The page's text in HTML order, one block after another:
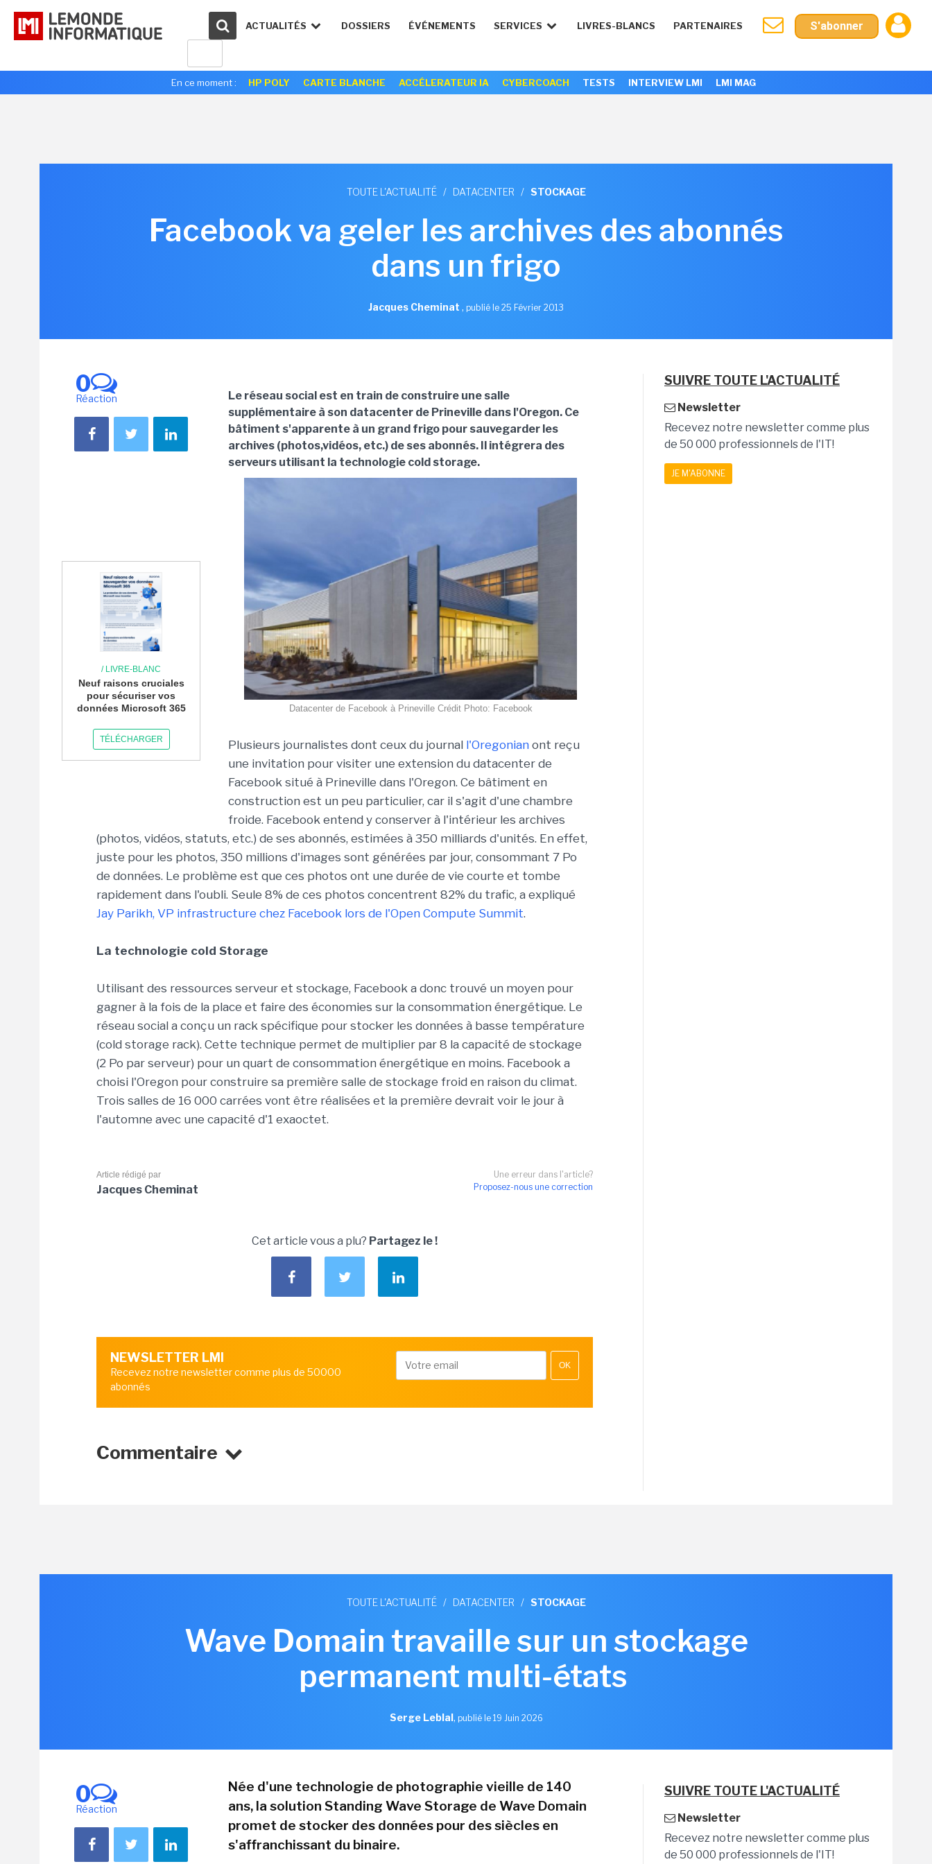
ACTUALITÉS DOSSIERS ÉVÉNEMENTS SERVICES LIVRES-BLANCS PARTENAIRES S'abonner
En ce moment : HP POLY CARTE BLANCHE ACCÉLERATEUR IA CYBERCOACH TESTS INTERVIEW LMI LMI MAG
TOUTE L'ACTUALITÉ / DATACENTER / STOCKAGE
Facebook va geler les archives des abonnés
dans un frigo
Jacques Cheminat , publié le 25 Février 2013
0
Réaction
/ LIVRE-BLANC
Neuf raisons cruciales
pour sécuriser vos
données Microsoft 365
TÉLÉCHARGER
Le réseau social est en train de construire une salle
supplémentaire à son datacenter de Prineville dans l'Oregon. Ce
bâtiment s'apparente à un grand frigo pour sauvegarder les
archives (photos,vidéos, etc.) de ses abonnés. Il intégrera des
serveurs utilisant la technologie cold storage.
Datacenter de Facebook à Prineville Crédit Photo: Facebook
Plusieurs journalistes dont ceux du journal l'Oregonian ont reçu
une invitation pour visiter une extension du datacenter de
Facebook situé à Prineville dans l'Oregon. Ce bâtiment en
construction est un peu particulier, car il s'agit d'une chambre
froide. Facebook entend y conserver à l'intérieur les archives
(photos, vidéos, statuts, etc.) de ses abonnés, estimées à 350 milliards d'unités. En effet,
juste pour les photos, 350 millions d'images sont générées par jour, consommant 7 Po
de données. Le problème est que ces photos ont une durée de vie courte et tombe
rapidement dans l'oubli. Seule 8% de ces photos concentrent 82% du trafic, a expliqué
Jay Parikh, VP infrastructure chez Facebook lors de l'Open Compute Summit.
La technologie cold Storage
Utilisant des ressources serveur et stockage, Facebook a donc trouvé un moyen pour
gagner à la fois de la place et faire des économies sur la consommation énergétique. Le
réseau social a conçu un rack spécifique pour stocker les données à basse température
(cold storage rack). Cette technique permet de multiplier par 8 la capacité de stockage
(2 Po par serveur) pour un quart de consommation énergétique en moins. Facebook a
choisi l'Oregon pour construire sa première salle de stockage froid en raison du climat.
Trois salles de 16 000 carrées vont être réalisées et la première devrait voir le jour à
l'automne avec une capacité d'1 exaoctet.
Une erreur dans l'article?
Proposez-nous une correction
Article rédigé par
Jacques Cheminat
Cet article vous a plu? Partagez le !
NEWSLETTER LMI
Recevez notre newsletter comme plus de 50000
abonnés
OK
Commentaire
SUIVRE TOUTE L'ACTUALITÉ
Newsletter
Recevez notre newsletter comme plus
de 50 000 professionnels de l'IT!
JE M'ABONNE
TOUTE L'ACTUALITÉ / DATACENTER / STOCKAGE
Wave Domain travaille sur un stockage
permanent multi-états
Serge Leblal, publié le 19 Juin 2026
0
Réaction
Née d'une technologie de photographie vieille de 140
ans, la solution Standing Wave Storage de Wave Domain
promet de stocker des données pour des siècles en
s'affranchissant du binaire.
SUIVRE TOUTE L'ACTUALITÉ
Newsletter
Recevez notre newsletter comme plus
de 50 000 professionnels de l'IT!